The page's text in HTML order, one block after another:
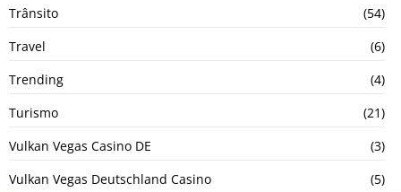
Trânsito
(54)
Travel
(6)
Trending
(4)
Turismo
(21)
Vulkan Vegas Casino DE
(3)
Vulkan Vegas Deutschland Casino
(5)